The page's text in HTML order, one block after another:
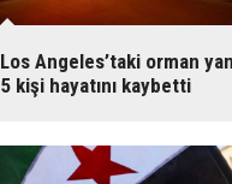
Los Angeles’taki orman
5 kişi hayatını kaybetti